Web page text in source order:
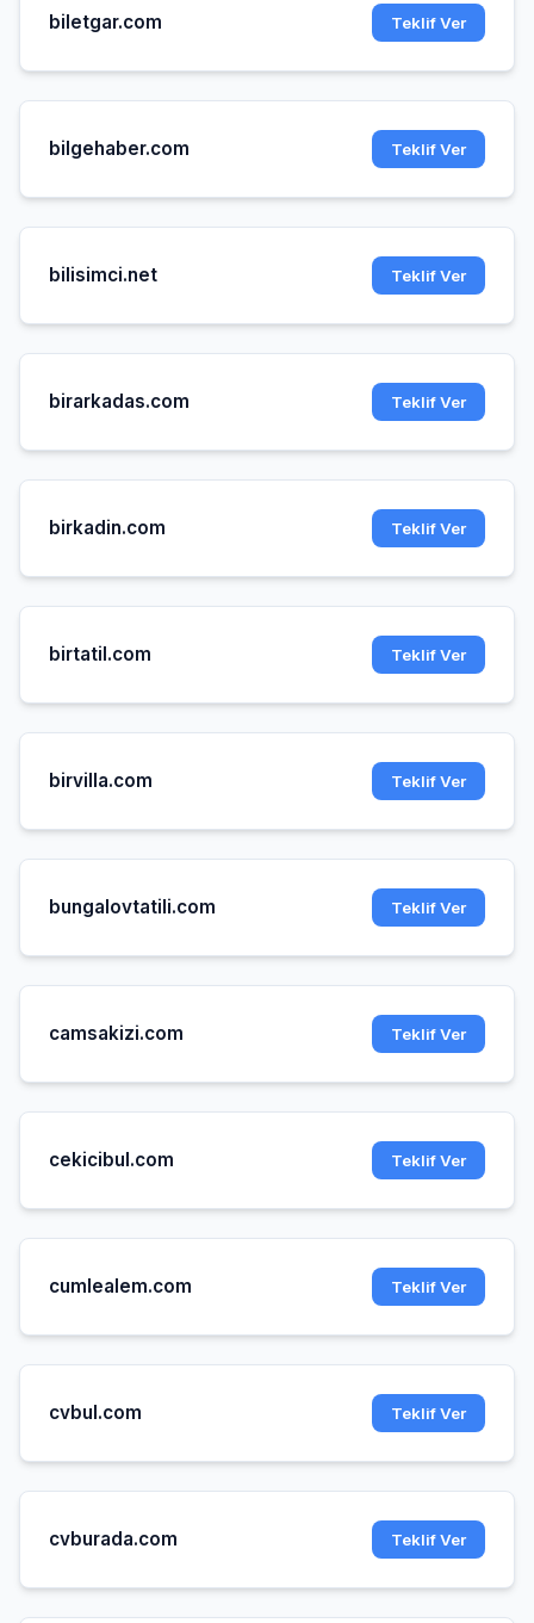
biletgar.com Teklif Ver
bilgehaber.com Teklif Ver
bilisimci.net Teklif Ver
birarkadas.com Teklif Ver
birkadin.com Teklif Ver
birtatil.com Teklif Ver
birvilla.com Teklif Ver
bungalovtatili.com Teklif Ver
camsakizi.com Teklif Ver
cekicibul.com Teklif Ver
cumlealem.com Teklif Ver
cvbul.com Teklif Ver
cvburada.com Teklif Ver